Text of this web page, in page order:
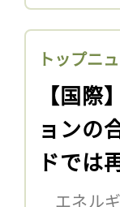
トップニ
【国
ョンの
ドでは
エネル